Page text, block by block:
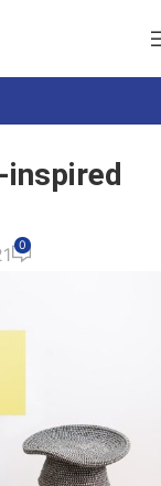
0